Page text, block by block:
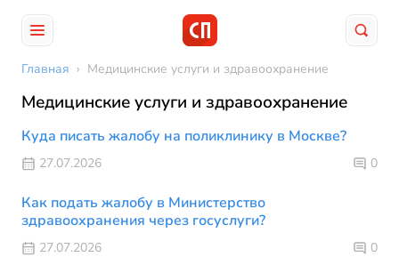
Главная › Медицинские услуги и здравоохранение
Медицинские услуги и здравоохранение
Куда писать жалобу на поликлинику в Москве?
27.07.2026 0
Как подать жалобу в Министерство
здравоохранения через госуслуги?
27.07.2026 0